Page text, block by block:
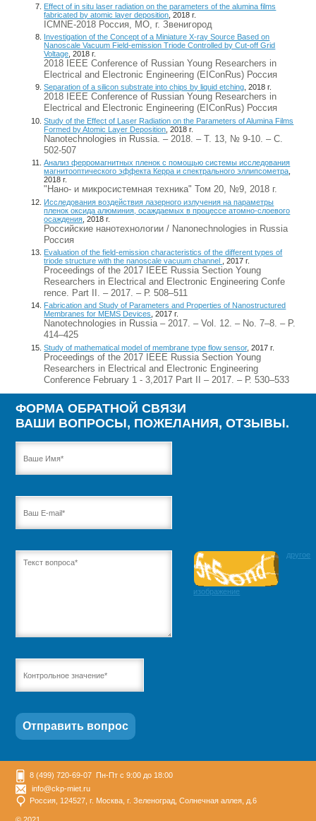
Effect of in situ laser radiation on the parameters of the alumina films
fabricated by atomic layer deposition , 2018 г.
ICMNE-2018 Россия, МО, г. Звенигород
Investigation of the Concept of a Miniature X-ray Source Based on
Nanoscale Vacuum Field-emission Triode Controlled by Cut-off Grid
Voltage , 2018 г.
2018 IEEE Conference of Russian Young Researchers in
Electrical and Electronic Engineering (EIConRus) Россия
Separation of a silicon substrate into chips by liquid etching, 2018 г.
2018 IEEE Conference of Russian Young Researchers in
Electrical and Electronic Engineering (EIConRus) Россия
Study of the Effect of Laser Radiation on the Parameters of Alumina Films
Formed by Atomic Layer Deposition , 2018 г.
Nanotechnologies in Russia. – 2018. – Т. 13, № 9-10. – С.
502-507
Анализ ферромагнитных пленок с помощью системы исследования
магнитооптического эффекта Керра и спектрального эллипсометра
2018 г.
"Нано- и микросистемная техника" Том 20, №9, 2018 г.
Исследования воздействия лазерного излучения на параметры
пленок оксида алюминия, осаждаемых в процессе атомно-слоевого
осаждения , 2018 г.
Российские нанотехнологии / Nanonechnologies in Russia
Россия
Evaluation of the field-emission characteristics of the different types of
triode structure with the nanoscale vacuum channel
, 2017 г.
Proceedings of the 2017 IEEE Russia Section Young
Researchers in Electrical and Electronic Engineering Confe
rence. Part II. – 2017. – Р. 508–511
Fabrication and Study of Parameters and Properties of Nanostructured
Membranes for MEMS Devices , 2017 г.
Nanotechnologies in Russia – 2017. – Vol. 12. – No. 7–8. – P.
414–425
Study of mathematical model of membrane type flow sensor, 2017 г.
Proceedings of the 2017 IEEE Russia Section Young
Researchers in Electrical and Electronic Engineering
Conference February 1 - 3,2017 Part II – 2017. – Р. 530–533
ФОРМА ОБРАТНОЙ СВЯЗИ
ВАШИ ВОПРОСЫ, ПОЖЕЛАНИЯ, ОТЗЫВЫ.
другое
изображение
8 (499) 720-69-07 Пн-Пт с 9:00 до 18:00
info@ckp-miet.ru
Россия, 124527, г. Москва, г. Зеленоград, Солнечная аллея, д.6